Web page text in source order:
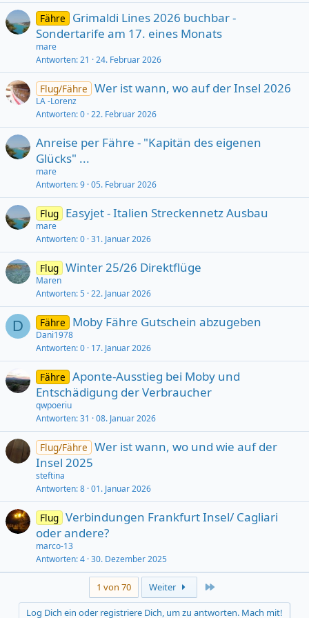
Fähre
Grimaldi Lines 2026 buchbar -
Sondertarife am 17. eines Monats
mare
Antworten 21 24. Februar 2026
Flug/Fähre Wer ist wann, wo auf der Insel 2026
LA -Lorenz
Antworten 0 22. Februar 2026
Anreise per Fähre - "Kapitän des eigenen
Glücks" ...
mare
Antworten 9 05. Februar 2026
Flug Easyjet - Italien Streckennetz Ausbau
mare
Antworten 0 31. Januar 2026
Flug Winter 25/26 Direktflüge
Maren
Antworten 5 22. Januar 2026
D Fähre Moby Fähre Gutschein abzugeben
Dani1978
Antworten 0 17. Januar 2026
Fähre Aponte-Ausstieg bei Moby und
Entschädigung der Verbraucher
qwpoeriu
Antworten 31 08. Januar 2026
Flug/Fähre Wer ist wann, wo und wie auf der
Insel 2025
steftina
Antworten 8 01. Januar 2026
Flug Verbindungen Frankfurt Insel/ Cagliari
oder andere?
marco-13
Antworten 4 30. Dezember 2025
1 von 70 Weiter
Log Dich ein oder registriere Dich, um zu antworten. Mach mit!